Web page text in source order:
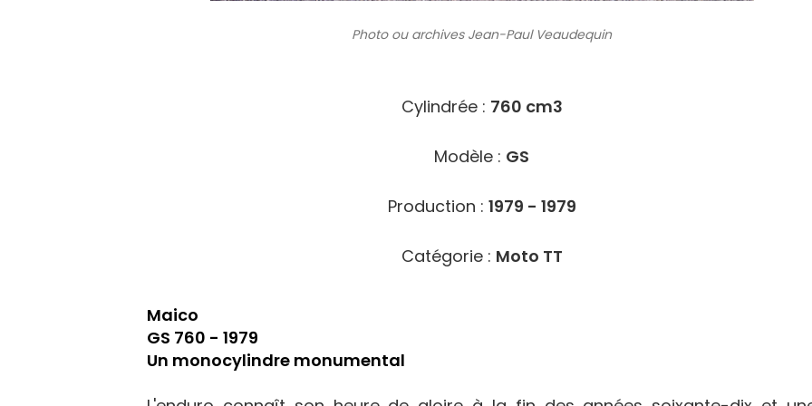
Photo ou archivesJean-Paul Veaudequin
Cylindrée : 760 cm3
Modèle : GS
Production : 1979 - 1979
Catégorie : Moto TT
Maico
GS 760 - 1979
Un monocylindre monumental